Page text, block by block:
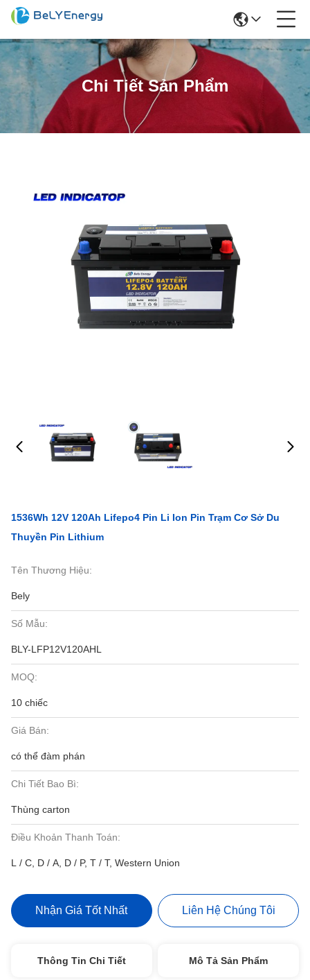
Chi Tiết Sản Phẩm
1536Wh 12V 120Ah Lifepo4 Pin Li Ion Pin Trạm Cơ Sở Du
Thuyền Pin Lithium
Tên Thương Hiệu:
Bely
Số Mẫu:
BLY-LFP12V120AHL
MOQ:
10 chiếc
Giá Bán:
có thể đàm phán
Chi Tiết Bao Bì:
Thùng carton
Điều Khoản Thanh Toán:
L / C, D / A, D / P, T / T, Western Union
Nhận Giá Tốt Nhất Liên Hệ Chúng Tôi
Thông Tin Chi Tiết Mô Tả Sản Phẩm